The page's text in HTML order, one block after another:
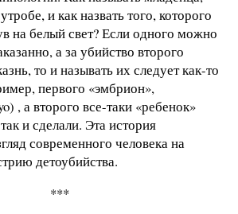
и как назвать того, которого
на белый свет? Если одного можно
а за убийство второго
то и называть их следует как-то
первого «эмбрион»,
, а второго все-таки «ребенок»
и сделали. Эта история
современного человека на
детоубийства.
***